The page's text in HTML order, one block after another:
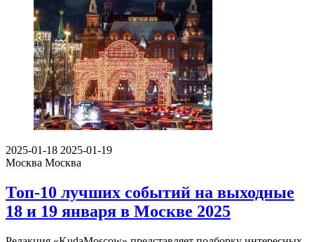
2025-01-18 2025-01-19
Москва Москва
Топ-10 лучших событий на выходные
18 и 19 января в Москве 2025